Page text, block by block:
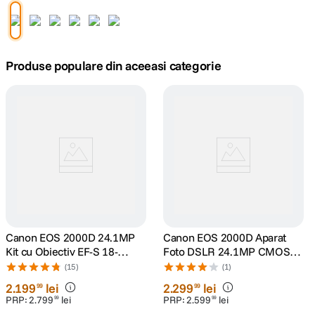
4. peak design
9 dji mic mini
10. dji osmo
Produse populare din aceeasi categorie
Canon EOS 2000D 24.1MP
Kit cu Obiectiv EF-S 18-
55mm IS II
(15)
2.19999 lei
PRP:2.799 99 lei
Canon EOS 2000D Aparat
Foto DSLR 24.1MP CMOS
Kit cu Obiectiv EF-S 18-
55mm f/3.5-5.6 III Negru
(1)
2.29999 lei
PRP:2.599 99 lei